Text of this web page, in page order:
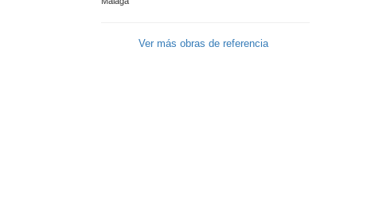
Ver más obras de referencia